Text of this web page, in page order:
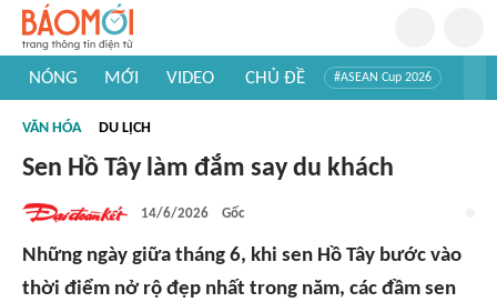
NÓNG MỚI VIDEO CHỦ ĐỀ #ASEAN Cup 2026
#Khám phá thế giới
VĂN HÓA DU LỊCH
Sen Hồ Tây làm đắm say du khách
14/6/2026 Gốc
Những ngày giữa tháng 6, khi sen Hồ Tây bước vào
thời điểm nở rộ đẹp nhất trong năm, các đầm sen